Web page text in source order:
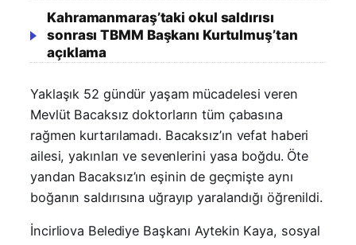
Kahramanmaraş’taki okul saldırısı
sonrası TBMM Başkanı Kurtulmuş’tan
açıklama
Yaklaşık 52 gündür yaşam mücadelesi veren
Mevlüt Bacaksız doktorların tüm çabasına
rağmen kurtarılamadı. Bacaksız’ın vefat haberi
ailesi, yakınları ve sevenlerini yasa boğdu. Öte
yandan Bacaksız’ın eşinin de geçmişte aynı
boğanın saldırısına uğrayıp yaralandığı öğrenildi.
İncirliova Belediye Başkanı Aytekin Kaya, sosyal